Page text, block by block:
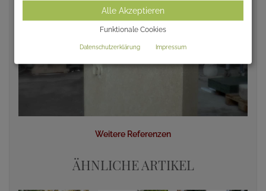
Weitere Referenzen
ÄHNLICHE ARTIKEL
Alle Akzeptieren
Funktionale Cookies
Datenschutzerklärung Impressum